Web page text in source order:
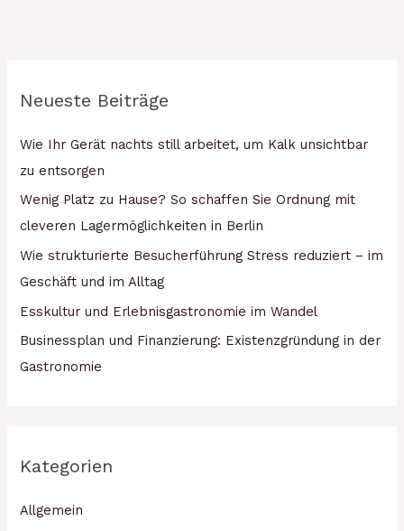
Neueste Beiträge
Wie Ihr Gerät nachts still arbeitet, um Kalk unsichtbar
zu entsorgen
Wenig Platz zu Hause? So schaffen Sie Ordnung mit
cleveren Lagermöglichkeiten in Berlin
Wie strukturierte Besucherführung Stress reduziert – im
Geschäft und im Alltag
Esskultur und Erlebnisgastronomie im Wandel
Businessplan und Finanzierung: Existenzgründung in der
Gastronomie
Kategorien
Allgemein